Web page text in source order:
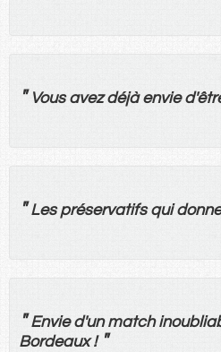
" Vous avez déjà envied'
" Les préservatifs qui
" Envied'un match
Bordeaux ! "